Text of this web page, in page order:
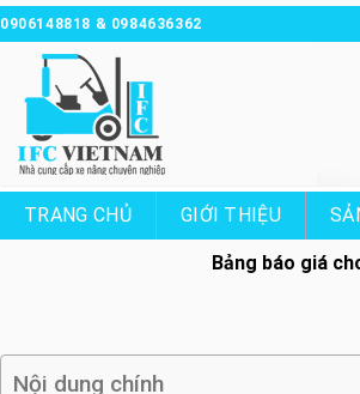
0906148818 & 0984636362
TRANG CHỦ GIỚI THIỆU
Bảng báo giá
Nội dung chính